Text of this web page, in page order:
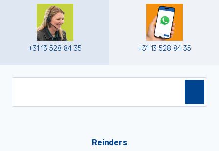
+31 13 528 84 35 +31 13 528 84 35
Reinders